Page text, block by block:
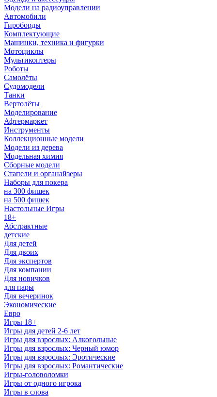
Модели на радиоуправлении
Автомобили
Гироборды
Комплектующие
Машинки, техника и фигурки
Мотоциклы
Мультикоптеры
Роботы
Самолёты
Судомодели
Танки
Вертолёты
Моделирование
Афтермаркет
Инструменты
Коллекционные модели
Модели из дерева
Модельная химия
Сборные модели
Стапели и органайзеры
Наборы для покера
на 300 фишек
на 500 фишек
Настольные Игры
18+
Абстрактные
детские
Для детей
Для двоих
Для экспертов
Для компании
Для новичков
для пары
Для вечеринок
Экономические
Евро
Игры 18+
Игры для детей 2-6 лет
Игры для взрослых: Алкогольные
Игры для взрослых: Черный юмор
Игры для взрослых: Эротические
Игры для взрослых: Романтические
Игры-головоломки
Игры от одного игрока
Игры в слова